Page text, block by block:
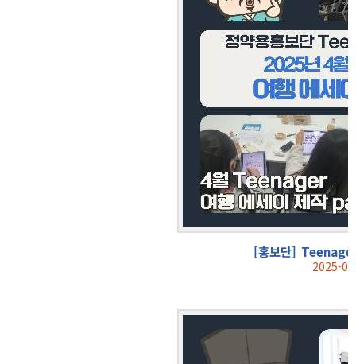
[홍보단]
2025-